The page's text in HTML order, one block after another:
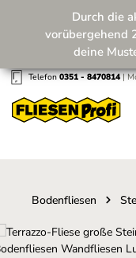
Zum Hauptinhalt springen
Durch die
vorübergehend
deine
Telefon0351 - 8470814|
Bodenfliesen
Bildergalerie